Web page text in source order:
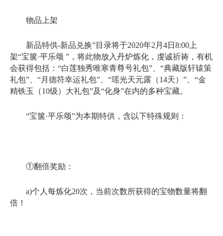
物品上架
新品特供-新品兑换”目录将于2020年2月4日8:00上
架“宝箧·平乐颂 ”，将此物放入丹炉炼化，虔诚祈祷，有机
会获得包括：“白莲独秀唯寒青尊号礼包”、“典藏版轩辕策
礼包”、“月德符幸运礼包”、“瑶光天元露（14天）”、“金
精铁玉（10级）大礼包”及“化身”在内的多种宝藏。
“宝箧·平乐颂”为本期特供，含以下特殊规则：
①翻倍奖励：
a)个人每炼化20次，当前次数所获得的宝物数量将翻
倍！